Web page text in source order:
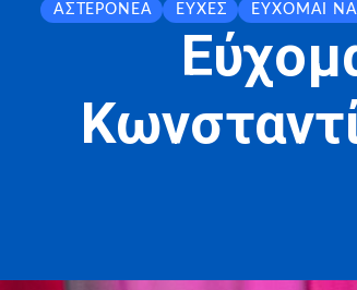
ΑΣΤΕΡΟΝΈΑ ΕΥΧΈΣ ΕΎΧΟΜΑΙ